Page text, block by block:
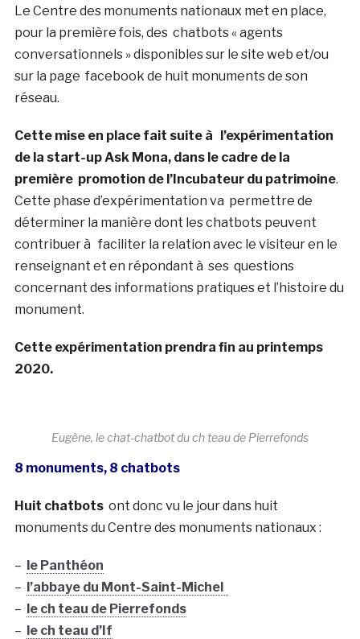
Le Centre des monuments nationaux met en place,
pour la première fois, des chatbots « agents
conversationnels » disponibles sur le site web et/ou
sur la page facebook de huit monuments de son
réseau.
Cette mise en place fait suite à l’expérimentation
de la start-up Ask Mona, dans le cadre de la
première promotion de l’Incubateur du patrimoine.
Cette phase d’expérimentation va permettre de
déterminer la manière dont les chatbots peuvent
contribuer à faciliter la relation avec le visiteur en le
renseignant et en répondant à ses questions
concernant des informations pratiques et l’histoire du
monument.
Cette expérimentation prendra fin au printemps
2020.
Eugène, le chat-chatbot du ch teau de Pierrefonds
8 monuments, 8 chatbots
Huit chatbotsont donc vu le jour dans huit
monuments du Centre des monuments nationaux :
– le Panthéon
– l’abbaye du Mont-Saint-Michel
– le ch teau de Pierrefonds
– le ch teau d’If